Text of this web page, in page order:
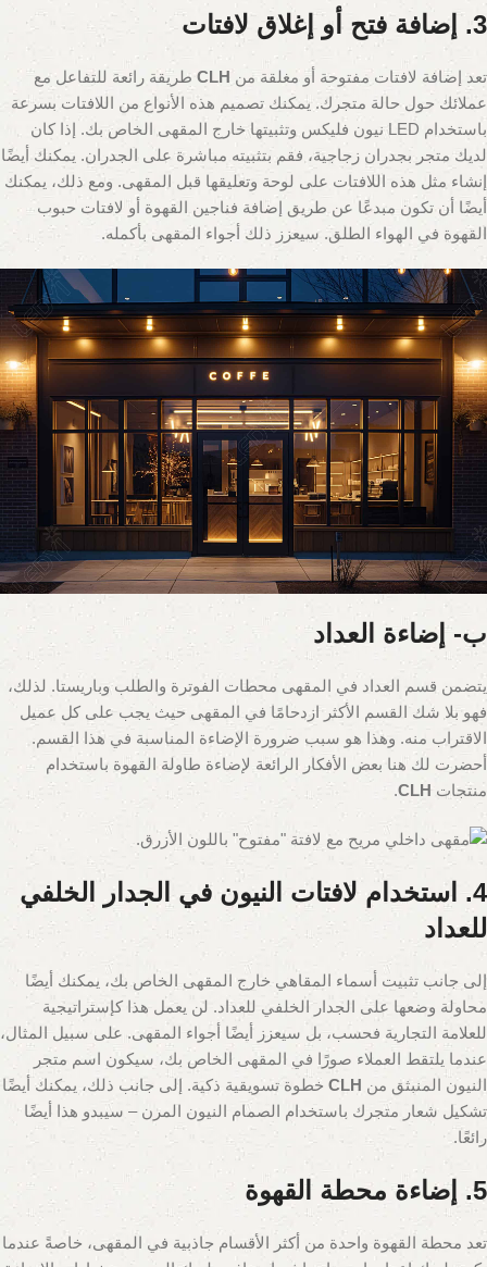
3. إضافة فتح أو إغلاق لافتات
تعد إضافة لافتات مفتوحة أو مغلقة من CLHطريقة رائعة للتفاعل مع
عملائك حول حالة متجرك. يمكنك تصميم هذه الأنواع من اللافتات بسرعة
باستخدام LED نيون فليكس وتثبيتها خارج المقهى الخاص بك. إذا كان
لديك متجر بجدران زجاجية، فقم بتثبيته مباشرة على الجدران. يمكنك أيضًا
إنشاء مثل هذه اللافتات على لوحة وتعليقها قبل المقهى. ومع ذلك، يمكنك
أيضًا أن تكون مبدعًا عن طريق إضافة فناجين القهوة أو لافتات حبوب
القهوة في الهواء الطلق. سيعزز ذلك أجواء المقهى بأكمله.
ب- إضاءة العداد
يتضمن قسم العداد في المقهى محطات الفوترة والطلب وباريستا. لذلك،
فهو بلا شك القسم الأكثر ازدحامًا في المقهى حيث يجب على كل عميل
الاقتراب منه. وهذا هو سبب ضرورة الإضاءة المناسبة في هذا القسم.
أحضرت لك هنا بعض الأفكار الرائعة لإضاءة طاولة القهوة باستخدام
منتجات CLH
.
4. استخدام لافتات النيون في الجدار الخلفي
للعداد
إلى جانب تثبيت أسماء المقاهي خارج المقهى الخاص بك، يمكنك أيضًا
محاولة وضعها على الجدار الخلفي للعداد. لن يعمل هذا كإستراتيجية
للعلامة التجارية فحسب، بل سيعزز أيضًا أجواء المقهى. على سبيل المثال،
عندما يلتقط العملاء صورًا في المقهى الخاص بك، سيكون اسم متجر
النيون المنبثق من CLH خطوة تسويقية ذكية. إلى جانب ذلك، يمكنك أيضًا
تشكيل شعار متجرك باستخدام الصمام النيون المرن – سيبدو هذا أيضًا
رائعًا.
5. إضاءة محطة القهوة
تعد محطة القهوة واحدة من أكثر الأقسام جاذبية في المقهى، خاصةً عندما